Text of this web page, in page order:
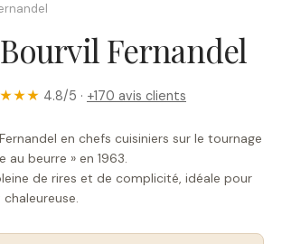
Fernandel
4.8/5 · +170 avis clients
en chefs cuisiniers sur le tournage
au beurre » en 1963.
de rires et de complicité, idéale pour